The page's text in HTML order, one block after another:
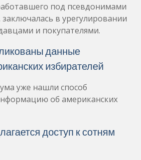
под псевдонимами
в урегулировании
и покупателями.
данные
избирателей
уже нашли способ
об американских
доступ к сотням